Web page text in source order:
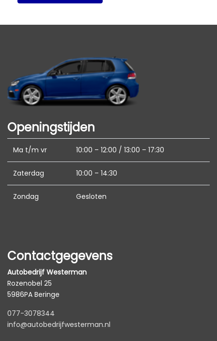
Interieur
Achterbank in delen neerklapbaar
Airco automatisch
Armsteun voor
Bestuurdersstoel in hoogte verstelbaar
Binnenspiegel automatisch dimmend
Elektrische ramen voor en achter
Lederen versnellingspook
Stuurbekrachtiging
de zaken die uw beslissing zouden kunnen
Openingstijden
Ma t/m vr 10:00 – 12:00 / 13:00 – 17:30
Zaterdag 10:00 – 14:30
Zondag Gesloten
Contactgegevens
Autobedrijf Westerman
Rozenobel 25
5986PA Beringe
077-3078344
info@autobedrijfwesterman.nl